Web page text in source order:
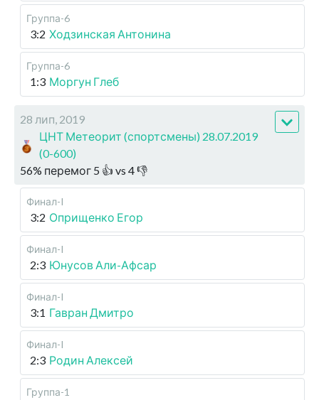
Группа-6
3:2 Ходзинская Антонина
Группа-6
1:3 Моргун Глеб
28 лип, 2019
ЦНТ Метеорит (спортсмены) 28.07.2019
(0-600)
56% перемог 5 👍 vs 4👎
Финал-I
3:2 Оприщенко Егор
Финал-I
2:3 Юнусов Али-Афсар
Финал-I
3:1 Гавран Дмитро
Финал-I
2:3 Родин Алексей
Группа-1